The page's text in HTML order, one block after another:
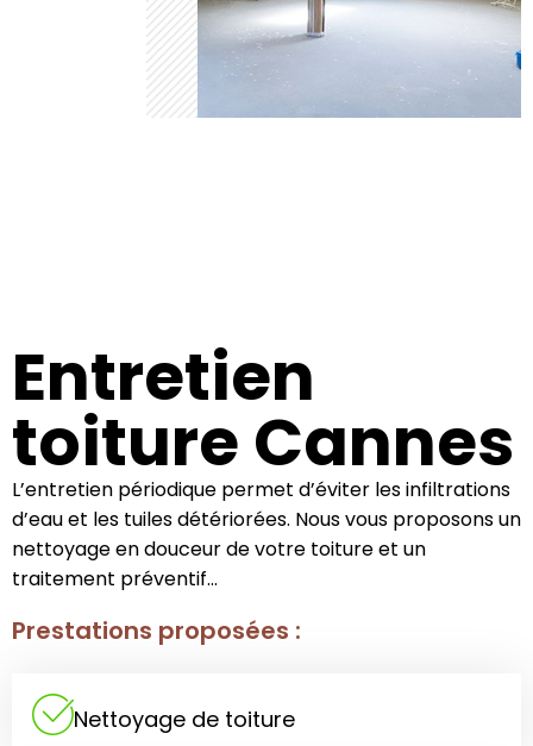
Entretien
toiture Cannes
L’entretien périodique permet d’éviter les infiltrations
d’eau et les tuiles détériorées. Nous vous proposons un
nettoyage en douceur de votre toiture et un
traitement préventif…
Prestations proposées :
Nettoyage de toiture